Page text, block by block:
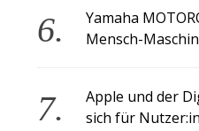
Yamaha
Mensch-
Apple und der
sich für